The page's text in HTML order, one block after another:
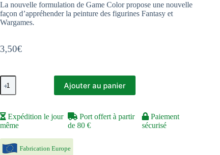
3,50€
La nouvelle formulation de Game Color propose une nouvelle
façon d’appréhender la peinture des figurines Fantasy et
Wargames.
quantité
de
Brun
-
Parasite
Brown
Ajouter au panier
Expédition le jour
même
Port offert à partir
de 80 €
Paiement
sécurisé
Fabrication Europe